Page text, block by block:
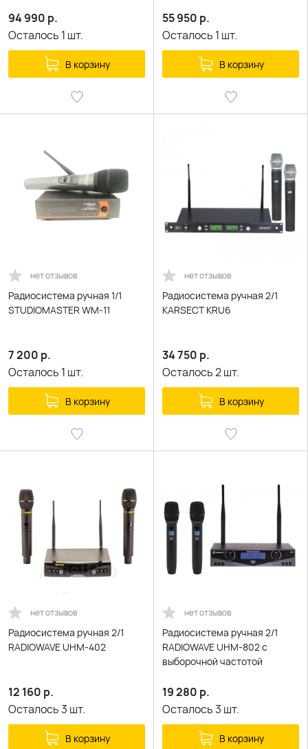
94 990 р.
Осталось 1 шт.
В корзину
55 950 р.
Осталось 1 шт.
В корзину
нет отзывов
Радиосистема ручная 1/1
STUDIOMASTER WM-11
7 200 р.
Осталось 1 шт.
В корзину
нет отзывов
Радиосистема ручная 2/1
KARSECT KRU6
34 750 р.
Осталось2шт.
В корзину
нет отзывов
Радиосистема ручная 2/1
RADIOWAVE UHM-402
12 160 р.
Осталось3 шт.
В корзину
нет отзывов
Радиосистема ручная 2/1
RADIOWAVE UHM-802 с
выборочной частотой
19 280 р.
Осталось3 шт.
В корзину